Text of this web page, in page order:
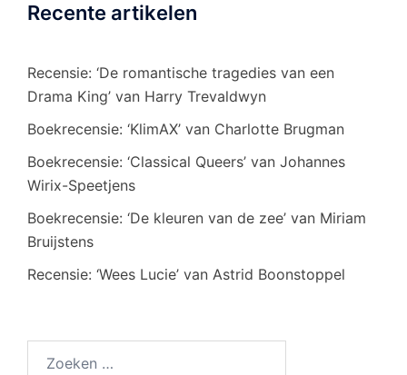
Recente artikelen
Recensie: ‘De romantische tragedies van een
Drama King’ van Harry Trevaldwyn
Boekrecensie: ‘KlimAX’ van Charlotte Brugman
Boekrecensie: ‘Classical Queers’ van Johannes
Wirix-Speetjens
Boekrecensie: ‘De kleuren van de zee’ van Miriam
Bruijstens
Recensie: ‘Wees Lucie’ van Astrid Boonstoppel